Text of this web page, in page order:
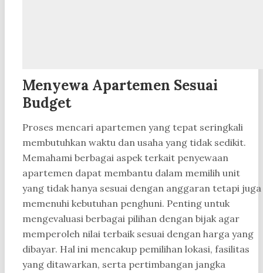
Menyewa Apartemen Sesuai
Budget
Proses mencari apartemen yang tepat seringkali
membutuhkan waktu dan usaha yang tidak sedikit.
Memahami berbagai aspek terkait penyewaan
apartemen dapat membantu dalam memilih unit
yang tidak hanya sesuai dengan anggaran tetapi juga
memenuhi kebutuhan penghuni. Penting untuk
mengevaluasi berbagai pilihan dengan bijak agar
memperoleh nilai terbaik sesuai dengan harga yang
dibayar. Hal ini mencakup pemilihan lokasi, fasilitas
yang ditawarkan, serta pertimbangan jangka